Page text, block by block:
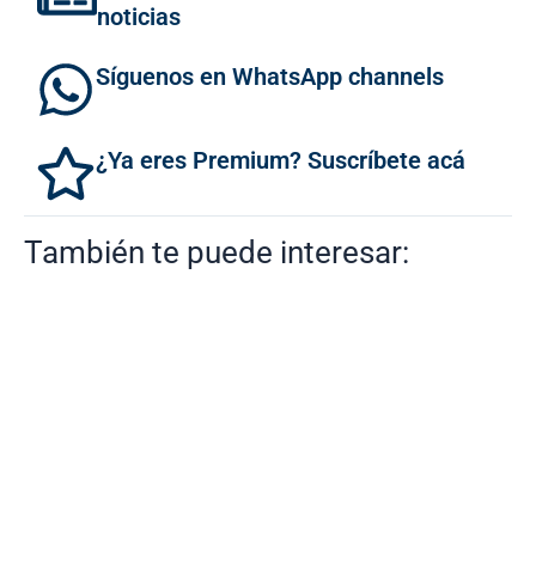
noticias
Síguenos en WhatsApp channels
¿Ya eres Premium? Suscríbete acá
También te puede interesar: